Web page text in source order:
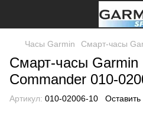
Часы Garmin Смарт-часы
Смарт-часы Garmin
Commander 010-
Артикул: 010-02006-10 Оставить